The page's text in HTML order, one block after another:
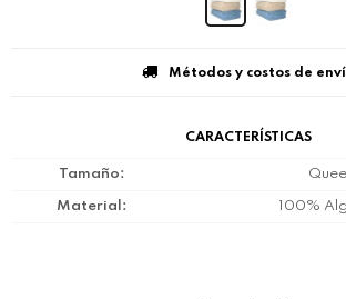
Métodos y costos de
CARACTERÍSTICAS
Tamaño
Material 100%